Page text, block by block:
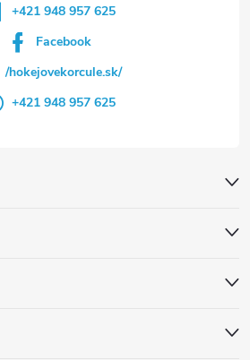
+421 948 957 625
Facebook
/hokejovekorcule.sk/
+421 948 957 625